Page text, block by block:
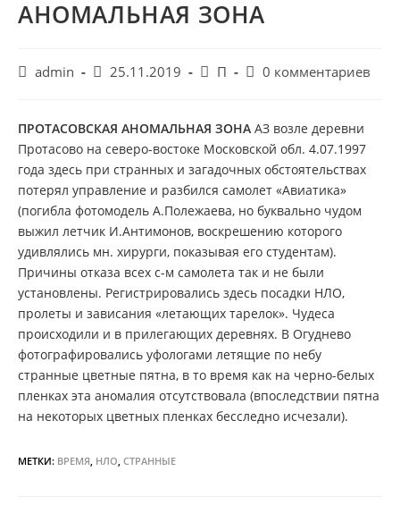
АНОМАЛЬНАЯ ЗОНА
Авторadmin
Запись
25.11.2019
Рубрика
П
Комментарии
0 комментариев
ПРОТАСОВСКАЯ АНОМАЛЬНАЯ ЗОНА АЗ возле деревни
Протасово на северо-востоке Московской обл. 4.07.1997
года здесь при странных и загадочных обстоятельствах
потерял управление и разбился самолет «Авиатика»
(погибла фотомодель А.Полежаева, но буквально чудом
выжил летчик И.Антимонов, воскрешению которого
удивлялись мн. хирурги, показывая его студентам).
Причины отказа всех с-м самолета так и не были
установлены. Регистрировались здесь посадки НЛО,
пролеты и зависания «летающих тарелок». Чудеса
происходили и в прилегающих деревнях. В Огуднево
фотографировались уфологами летящие по небу
странные цветные пятна, в то время как на черно-белых
пленках эта аномалия отсутствовала (впоследствии пятна
на некоторых цветных пленках бесследно исчезали).
МЕТКИ: ВРЕМЯ, НЛО, СТРАННЫЕ